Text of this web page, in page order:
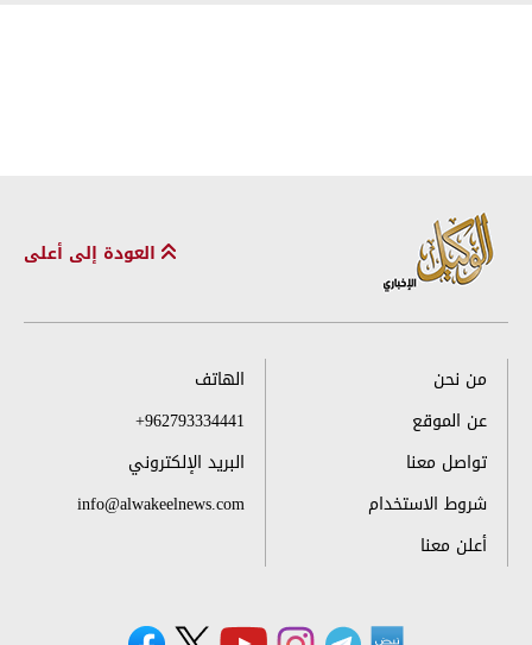
العودة إلى أعلى
من نحن
عن الموقع
تواصل معنا
شروط الاستخدام
أعلن معنا
الهاتف
+962793334441
البريد الإلكتروني
info@alwakeelnews.com